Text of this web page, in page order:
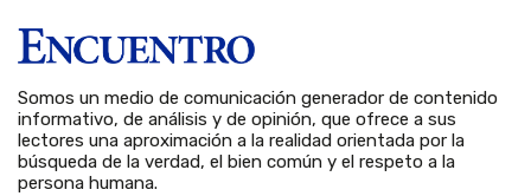
Somos un medio de comunicación generador de contenido
informativo, de análisis y de opinión, que ofrece a sus
lectores una aproximación a la realidad orientada por la
búsqueda de la verdad, el bien común y el respeto a la
persona humana.